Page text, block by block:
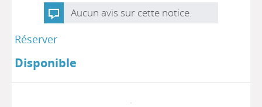
Aucun avis sur cette notice.
Réserver
Disponible